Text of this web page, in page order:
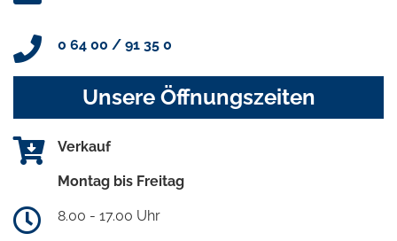
0 64 00 / 91 35 0
Unsere Öffnungszeiten
Verkauf
Montag bis Freitag
8.00 - 17.00 Uhr